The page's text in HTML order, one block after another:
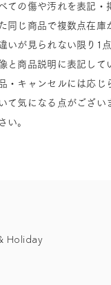
ての傷や汚れを表記・
同じ商品で複数点在庫
いが見られない限り1
と商品説明に表記して
・キャンセルには応じ
て気になる点がござい
い。
Holiday